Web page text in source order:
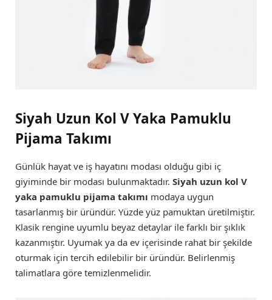
Siyah Uzun Kol V Yaka Pamuklu
Pijama Takımı
Günlük hayat ve iş hayatını modası olduğu gibi iç
giyiminde bir modası bulunmaktadır. Siyah uzun kol V
yaka pamuklu pijama takımı modaya uygun
tasarlanmış bir üründür. Yüzde yüz pamuktan üretilmiştir.
Klasik rengine uyumlu beyaz detaylar ile farklı bir şıklık
kazanmıştır. Uyumak ya da ev içerisinde rahat bir şekilde
oturmak için tercih edilebilir bir üründür. Belirlenmiş
talimatlara göre temizlenmelidir.